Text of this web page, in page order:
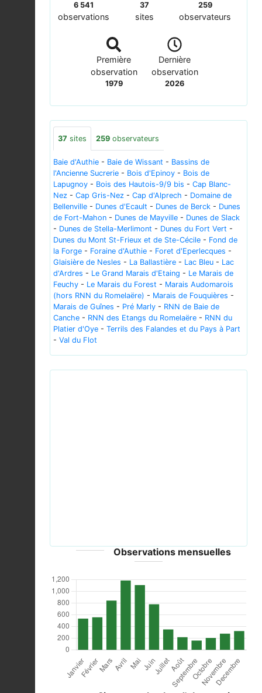
6 541
observations
37
sites
259
observateurs
Première
observation
1979
Dernière
observation
2026
37 sites 259 observateurs
Baie d'Authie - Baie de Wissant - Bassins de
l'Ancienne Sucrerie - Bois d'Epinoy - Bois de
Lapugnoy - Bois des Hautois-9/9 bis - Cap Blanc-
Nez - Cap Gris-Nez - Cap d'Alprech - Domaine de
Bellenville - Dunes d'Ecault - Dunes de Berck - Dunes
de Fort-Mahon - Dunes de Mayville - Dunes de Slack
- Dunes de Stella-Merlimont - Dunes du Fort Vert -
Dunes du Mont St-Frieux et de Ste-Cécile - Fond de
la Forge - Foraine d'Authie - Foret d'Eperlecques -
Glaisière de Nesles - La Ballastière - Lac Bleu - Lac
d'Ardres - Le Grand Marais d'Etaing - Le Marais de
Feuchy - Le Marais du Forest - Marais Audomarois
(hors RNN du Romelaëre) - Marais de Fouquières -
Marais de Guînes - Pré Marly - RNN de Baie de
Canche - RNN des Etangs du Romelaëre - RNN du
Platier d'Oye - Terrils des Falandes et du Pays à Part
- Val du Flot
Observations mensuelles